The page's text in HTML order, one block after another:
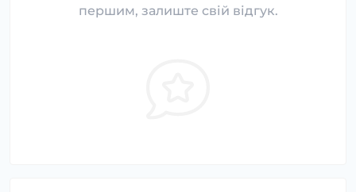
першим, залиште свій відгук.